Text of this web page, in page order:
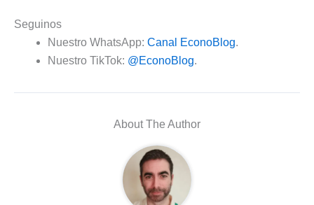
Seguinos
Nuestro WhatsApp: Canal EconoBlog.
Nuestro TikTok: @EconoBlog.
About The Author